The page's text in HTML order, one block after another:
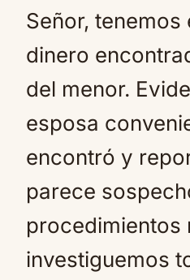
Señor, tenemos
dinero
del menor.
esposa
encontró y
parece
procedimientos
investiguemos